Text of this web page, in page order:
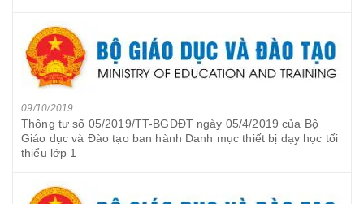
09/10/2019
Thông tư số 05/2019/TT-BGDĐT ngày 05/4/2019 của Bộ
Giáo dục và Đào tạo ban hành Danh mục thiết bị dạy học tối
thiểu lớp 1